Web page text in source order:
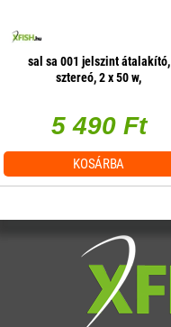
sal sa 001 jelszint átalakító,
sztereó, 2 x 50 w,
5 490 Ft
KOSÁRBA